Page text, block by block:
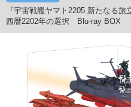
『宇宙戦艦ヤマト2205 新たなる
西暦2202年の選択 Blu-ray BOX